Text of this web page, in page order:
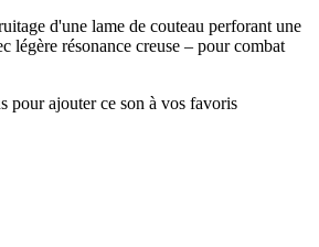
d'une lame de couteau perforant une
légère résonance creuse – pour combat